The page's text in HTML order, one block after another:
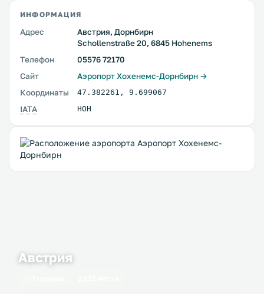
ИНФОРМАЦИЯ
Адрес
Австрия, Дорнбирн
Schollenstraße 20, 6845 Hohenems
Телефон
05576 72170
Сайт
Аэропорт Хохенемс-Дорнбирн →
Координаты
47.382261 , 9.699067
IATA HOH
Австрия